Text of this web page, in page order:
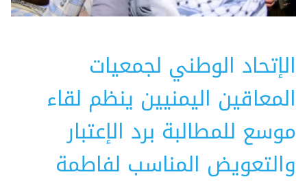
الإتحاد الوطني لجمعيات
المعاقين اليمنيين ينظم لقاء
موسع للمطالبة برد الإعتبار
والتعويض المناسب لفاطمة